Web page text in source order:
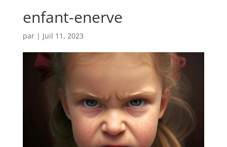
enfant-enerve
par | Juil 11, 2023